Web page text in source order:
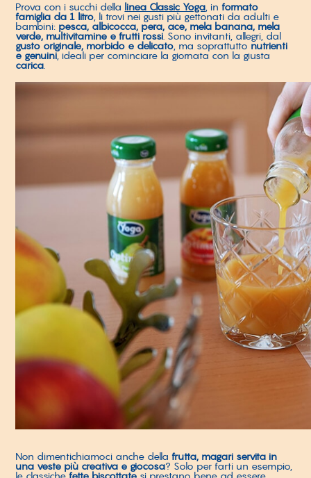
Prova con i succhi della linea Classic Yoga, informato
famiglia da 1 litro, li trovi nei gusti più gettonati da adulti e
bambini: pesca, albicocca, pera, ace, mela banana, mela
verde, multivitamine e frutti rossi. Sono invitanti, allegri, dal
gusto originale, morbido e delicato, ma soprattutto nutrienti
e genuini, ideali per cominciare la giornata con la giusta
carica.
Non dimentichiamoci anche della frutta, magari servita in
una veste più creativa e giocosa? Solo per farti un esempio,